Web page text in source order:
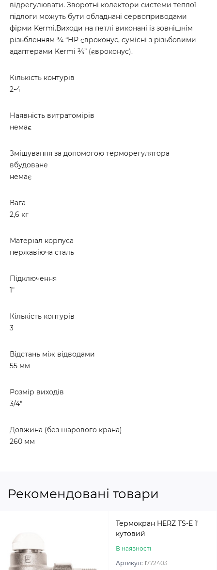
відрегулювати. Зворотні колектори системи теплої
підлоги можуть бути обладнані сервоприводами
фірми Kermi.Виходи на петлі виконані із зовнішнім
різьбленням ¾ “НР євроконус, сумісні з різьбовими
адаптерами Kermi ¾” (євроконус).
Кількість контурів
2-4
Наявність витратомірів
немає
Змішування за допомогою терморегулятора
вбудоване
немає
Вага
2,6 кг
Матеріал корпуса
нержавіюча сталь
Підключення
1"
Кількість контурів
3
Відстань між відводами
55 мм
Розмір виходів
3/4"
Довжина (без шарового крана)
260 мм
Рекомендовані товари
Термокран HERZ TS-E 1′
кутовий
В наявності
Артикул: 1772403